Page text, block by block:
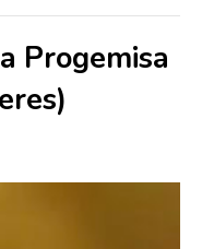
Progemisa